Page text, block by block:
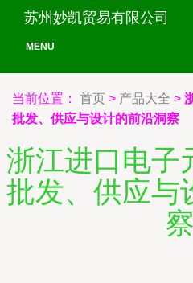
苏州妙凯贸易有限公司
MENU
当前位置： 首页 > 产品大全 >
批发、供应与设计的前沿洞察
浙江进口电子
批发、供应与
察